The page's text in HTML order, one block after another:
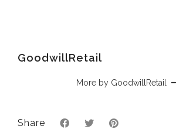
GoodwillRetail
More by GoodwillRetail
Share